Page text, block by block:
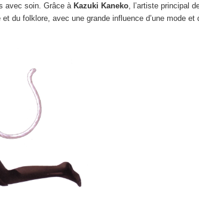
avec soin. Grâce à Kazuki Kaneko , l’artiste principal
du folklore, avec une grande influence d’une mode